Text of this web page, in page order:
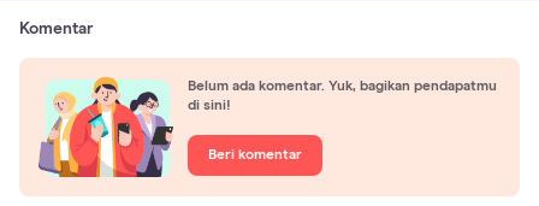
Komentar
Belum ada komentar. Yuk, bagikan pendapatmu
di sini!
Beri komentar